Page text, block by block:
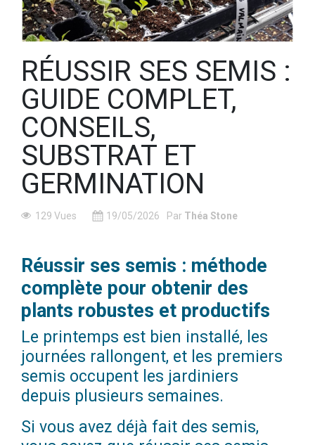
RÉUSSIR SES SEMIS :
GUIDE COMPLET,
CONSEILS,
SUBSTRAT ET
GERMINATION
129 Vues 19/05/2026 Par Théa Stone
Réussir ses semis : méthode
complète pour obtenir des
plants robustes et productifs
Le printemps est bien installé, les
journées rallongent, et les premiers
semis occupent les jardiniers
depuis plusieurs semaines.
Si vous avez déjà fait des semis,